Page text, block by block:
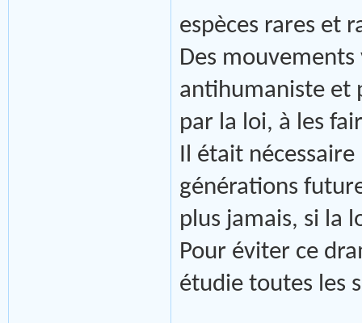
espèces rares et
Des
antihumaniste et
par la loi, à les
Il était
générations
plus jamais, si la
Pour éviter ce
étudie toutes les